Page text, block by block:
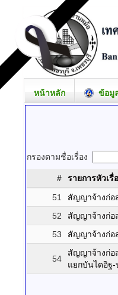
หน้าหลัก ข้อมู
กรองตามชื่อเรื่อง
#
รายการหัวเรื่
51
สัญญาจ้างก่อ
52
สัญญาจ้างก่อ
53
สัญญาจ้างก่อ
54
สัญญาจ้างก่อ
แยกบันไดอิฐ